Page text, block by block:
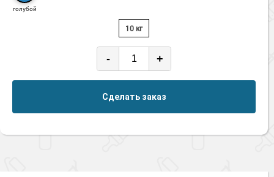
Сопутствующие товары
Морозостойкие краски для металла
Морозостойкие краски для фасада
Сопутствующие товары
голубой
10 кг
- +
Сделать заказ